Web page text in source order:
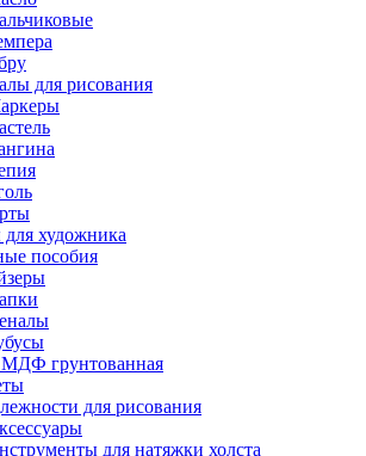
для рисования
художника
пособия
грунтованная
для рисования
для натяжки холста